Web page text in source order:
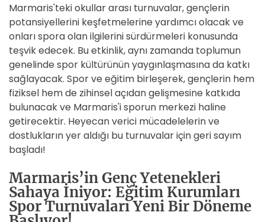
Marmaris'teki okullar arası turnuvalar, gençlerin
potansiyellerini keşfetmelerine yardımcı olacak ve
onları spora olan ilgilerini sürdürmeleri konusunda
teşvik edecek. Bu etkinlik, aynı zamanda toplumun
genelinde spor kültürünün yaygınlaşmasına da katkı
sağlayacak. Spor ve eğitim birleşerek, gençlerin hem
fiziksel hem de zihinsel açıdan gelişmesine katkıda
bulunacak ve Marmaris'i sporun merkezi haline
getirecektir. Heyecan verici mücadelelerin ve
dostlukların yer aldığı bu turnuvalar için geri sayım
başladı!
Marmaris’in Genç Yetenekleri
Sahaya İniyor: Eğitim Kurumları
Spor Turnuvaları Yeni Bir Döneme